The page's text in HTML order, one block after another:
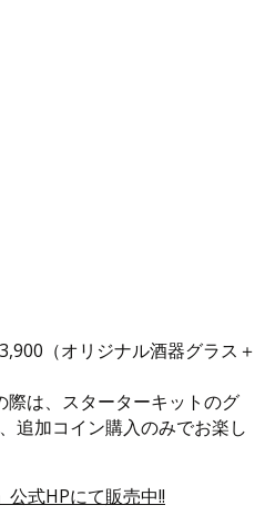
（オリジナル酒器グラス＋
は、スターターキットのグ
追加コイン購入のみでお楽し
公式HPにて販売中!!